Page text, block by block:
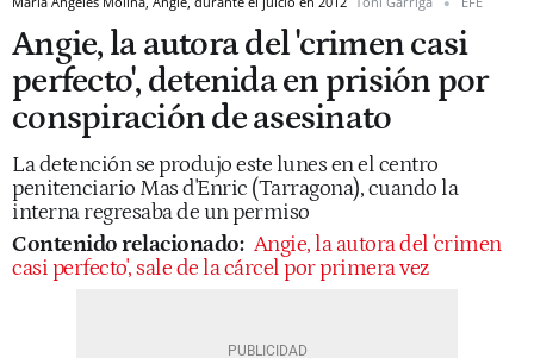
Angie, la autora del 'crimen casi
perfecto', detenida en prisión por
conspiración de asesinato
La detención se produjo este lunes en el centro
penitenciario Mas d'Enric (Tarragona), cuando la
interna regresaba de un permiso
Contenido relacionado: Angie, la autora del 'crimen
casi perfecto', sale de la cárcel por primera vez